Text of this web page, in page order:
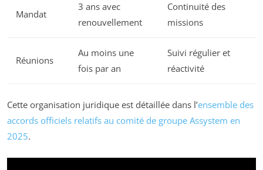
Mandat
3 ans avec
renouvellement
Continuité des
missions
Réunions
Au moins une
fois par an
Suivi régulier et
réactivité
Cette organisation juridique est détaillée dans l’ensemble des
accords officiels relatifs au comité de groupe Assystem en
2025.